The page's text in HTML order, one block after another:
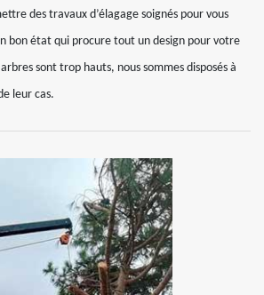
des travaux d’élagage soignés pour vous
bon état qui procure tout un design pour votre
sont trop hauts, nous sommes disposés à
leur cas.